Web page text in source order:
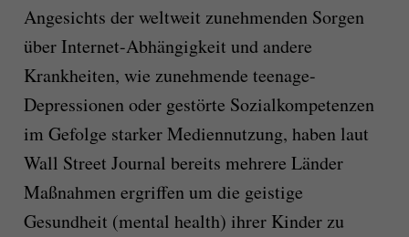
Angesichts der weltweit zunehmenden Sorgen
über Internet-Abhängigkeit und andere
Krankheiten, wie zunehmende teenage-
Depressionen oder gestörte Sozialkompetenzen
im Gefolge starker Mediennutzung, haben laut
Wall Street Journal bereits mehrere Länder
Maßnahmen ergriffen um die geistige
Gesundheit (mental health) ihrer Kinder zu